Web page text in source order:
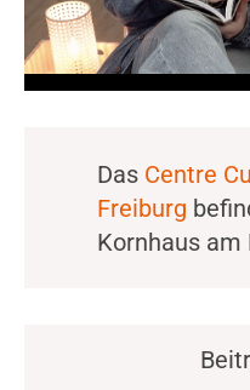
Das Centre
Freiburg
Kornhaus